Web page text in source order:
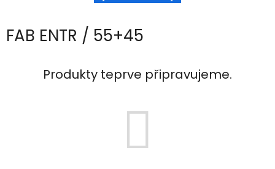
FAB ENTR / 55+45
Produkty teprve připravujeme.